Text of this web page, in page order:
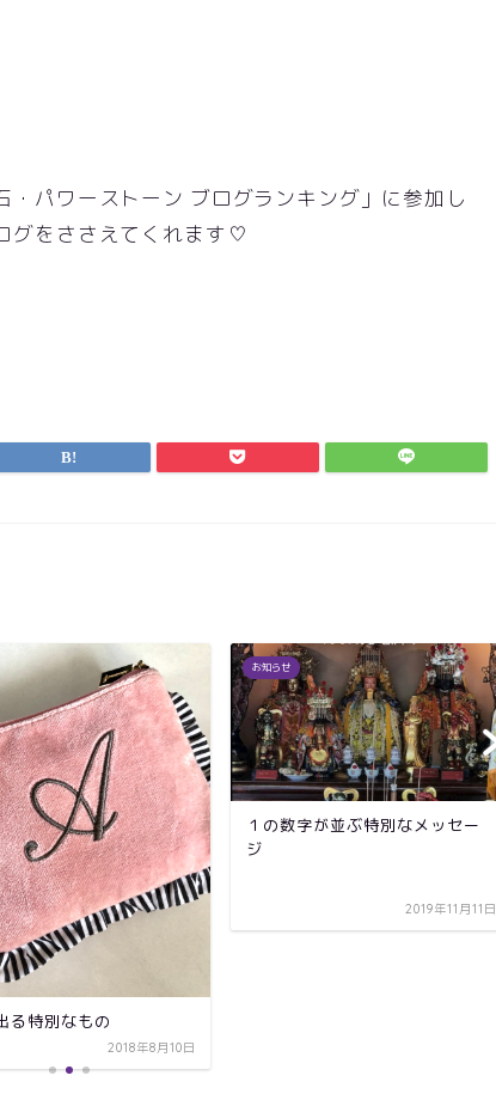
・パワーストーン ブログランキング」に参加し
グをささえてくれます♡
る特別なもの
2018年8月10日
お知らせ
１の数字が並ぶ特別なメッセー
ジ
2019年11月11日